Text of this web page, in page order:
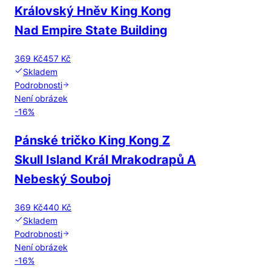
Královský Hněv King Kong
Nad Empire State Building
369 Kč457 Kč
Skladem
Podrobnosti
Není obrázek
-16%
Pánské tričko King Kong Z
Skull Island Král Mrakodrapů A
Nebeský Souboj
369 Kč440 Kč
Skladem
Podrobnosti
Není obrázek
-16%